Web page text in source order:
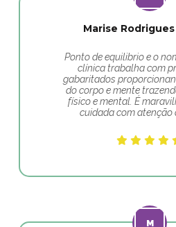
Marise
Ponto de equilibrio e o
clínica trabalha com
gabaritados
do corpo e mente
físico e mental. É
cuidada com atenção